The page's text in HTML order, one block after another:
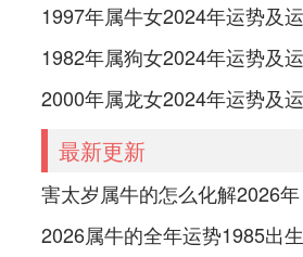
最新更新
2026属牛的全年运势1985出生